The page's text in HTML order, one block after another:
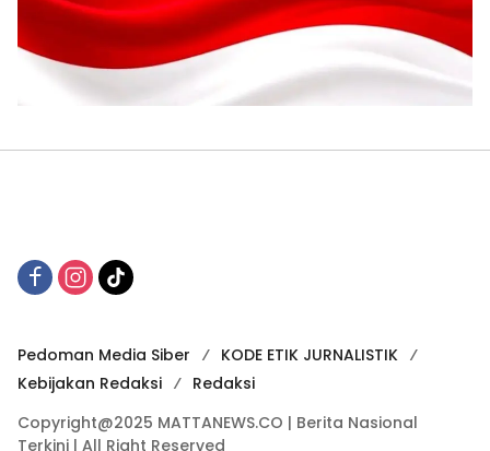
Pedoman Media Siber
KODE ETIK JURNALISTIK
Kebijakan Redaksi
Redaksi
Copyright@2025 MATTANEWS.CO | Berita Nasional
Terkini | All Right Reserved